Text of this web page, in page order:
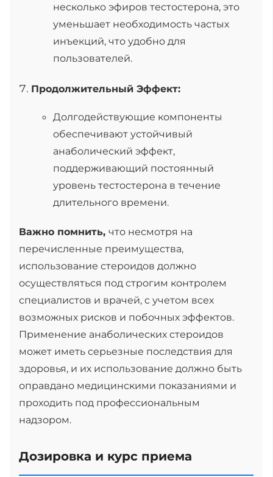
несколько эфиров тестостерона, это
уменьшает необходимость частых
инъекций, что удобно для
пользователей.
Продолжительный Эффект:
Долгодействующие компоненты
обеспечивают устойчивый
анаболический эффект,
поддерживающий постоянный
уровень тестостерона в течение
длительного времени.
Важно помнить, что несмотря на
перечисленные преимущества,
использование стероидов должно
осуществляться под строгим контролем
специалистов и врачей, с учетом всех
возможных рисков и побочных эффектов.
Применение анаболических стероидов
может иметь серьезные последствия для
здоровья, и их использование должно быть
оправдано медицинскими показаниями и
проходить под профессиональным
надзором.
Дозировка и курс приема